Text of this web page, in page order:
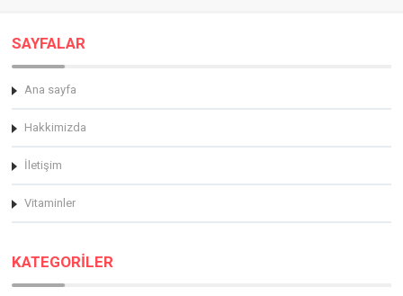
SAYFALAR
Ana sayfa
Hakkimizda
İletişim
Vitaminler
KATEGORİLER